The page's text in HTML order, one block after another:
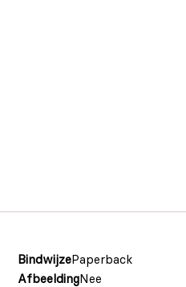
BindwijzePaperback
AfbeeldingNee